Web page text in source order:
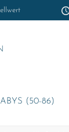
(50-86)